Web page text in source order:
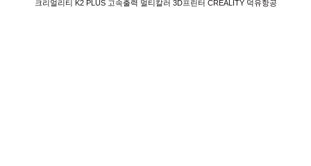
크리얼리티 K2 PLUS 고속출력 멀티칼러 3D프린터 CREALITY 덕유항공